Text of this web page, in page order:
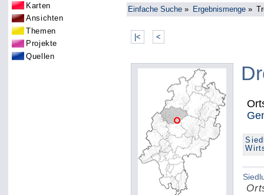
Karten
Ansichten
Themen
Projekte
Quellen
Einfache Suche » Ergebnismenge»
|< <